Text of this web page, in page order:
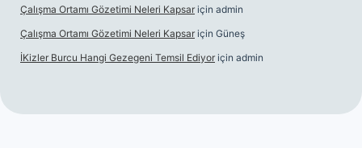
Çalışma Ortamı Gözetimi Neleri Kapsar için admin
Çalışma Ortamı Gözetimi Neleri Kapsar için Güneş
İKizler Burcu Hangi Gezegeni Temsil Ediyor için admin